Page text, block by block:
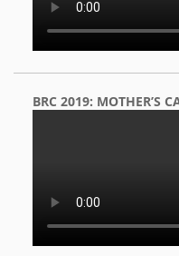
BRC 2019: MOTHER’S